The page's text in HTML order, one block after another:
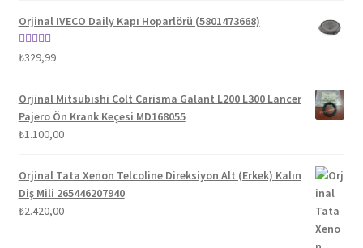
₺1.300,00.
fiyat:
Orjinal IVECO Daily Kapı Hoparlörü (5801473668)
5 üzerinden
₺329,99
Orjinal Mitsubishi Colt Carisma Galant L200 L300 Lancer
Pajero Ön Krank Keçesi MD168055
₺1.100,00
Orjinal Tata Xenon Telcoline Direksiyon Alt (Erkek) Kalın
Diş Mili 265446207940
₺2.420,00